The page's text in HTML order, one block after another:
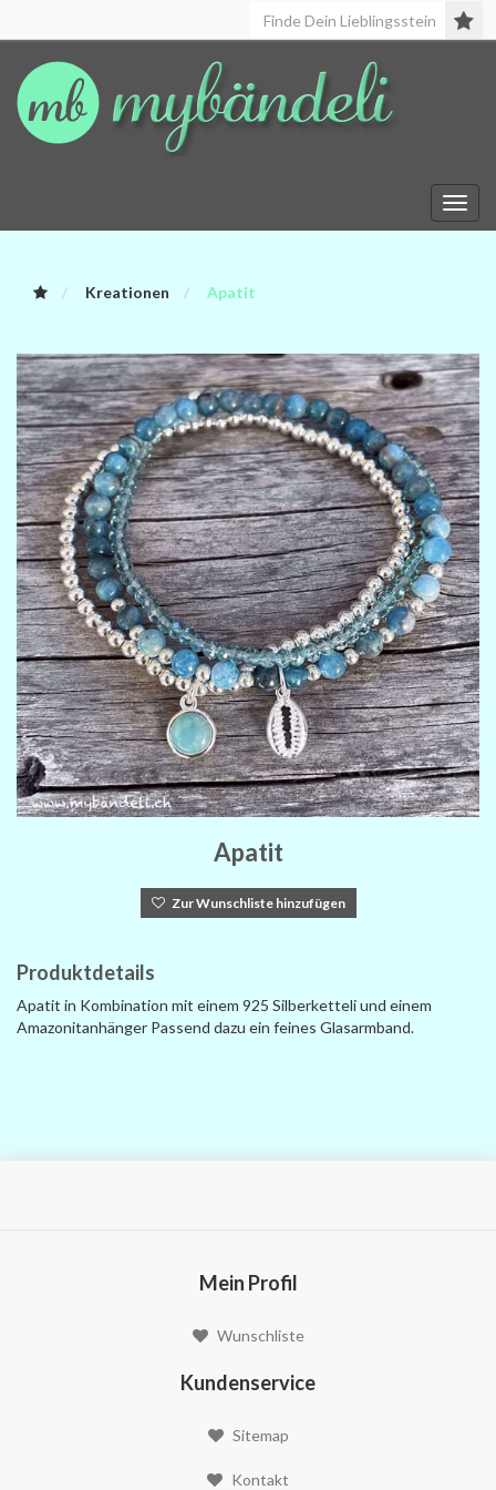
Kreationen Apatit
Apatit
Zur Wunschliste hinzufügen
Produktdetails
Apatit in Kombination mit einem 925 Silberketteli und einem
Amazonitanhänger Passend dazu ein feines Glasarmband.
Mein Profil
Wunschliste
Kundenservice
Sitemap
Kontakt